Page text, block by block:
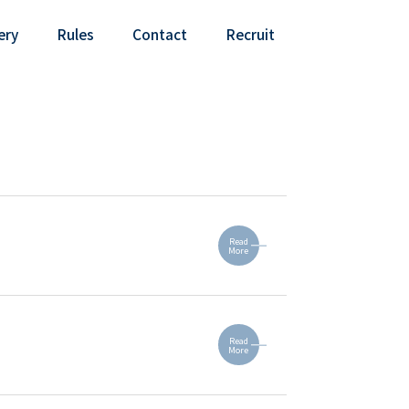
Rules Contact Recruit
Read
More
Read
More